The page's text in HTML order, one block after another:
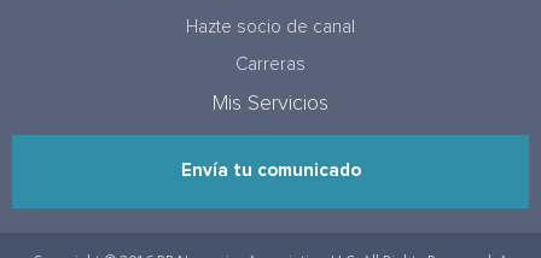
Hazte socio de canal
Carreras
Mis Servicios
Envía tu comunicado